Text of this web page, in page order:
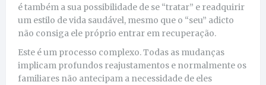
é também a sua possibilidade de se “tratar” e readquirir
um estilo de vida saudável, mesmo que o “seu” adicto
não consiga ele próprio entrar em recuperação.
Este é um processo complexo. Todas as mudanças
implicam profundos reajustamentos e normalmente os
familiares não antecipam a necessidade de eles